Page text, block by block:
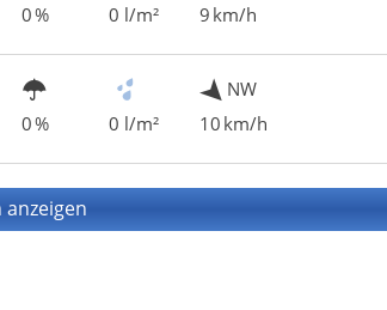
0 % 0 l/m²
9 km/h
0 % 0 l/m²
NW
10 km/h